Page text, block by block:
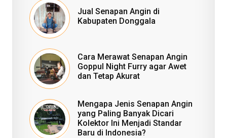
Jual Senapan Angin di
Kabupaten Donggala
Cara Merawat Senapan Angin
Goppul Night Furry agar Awet
dan Tetap Akurat
Mengapa Jenis Senapan Angin
yang Paling Banyak Dicari
Kolektor Ini Menjadi Standar
Baru di Indonesia?